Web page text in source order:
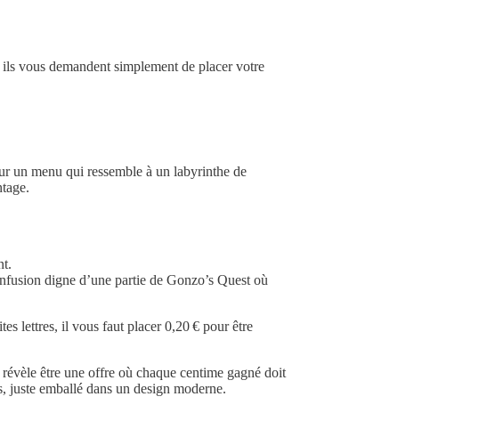
vous demandent simplement de placer votre
un menu qui ressemble à un labyrinthe de
digne d’une partie de Gonzo’s Quest où
lettres, il vous faut placer 0,20 € pour être
être une offre où chaque centime gagné doit
juste emballé dans un design moderne.